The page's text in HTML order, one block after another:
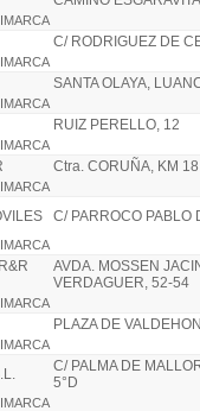
C/ RODRIGUEZ DE
SANTA OLAYA,
RUIZ PERELLO, 12
Ctra. CORUÑA, KM 18
C/ PARROCO PABLO
AVDA. MOSSEN
VERDAGUER, 52-54
PLAZA DE
C/ PALMA DE
5°D